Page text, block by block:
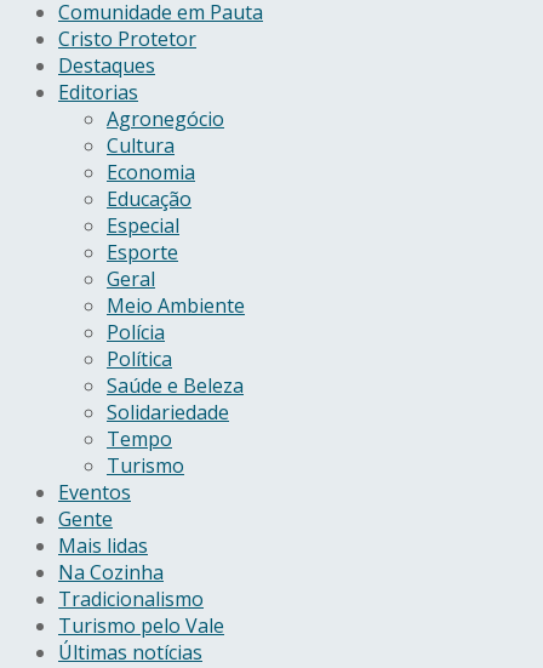
Comunidade em Pauta
Cristo Protetor
Destaques
Editorias
Agronegócio
Cultura
Economia
Educação
Especial
Esporte
Geral
Meio Ambiente
Polícia
Política
Saúde e Beleza
Solidariedade
Tempo
Turismo
Eventos
Gente
Mais lidas
Na Cozinha
Tradicionalismo
Turismo pelo Vale
Últimas notícias